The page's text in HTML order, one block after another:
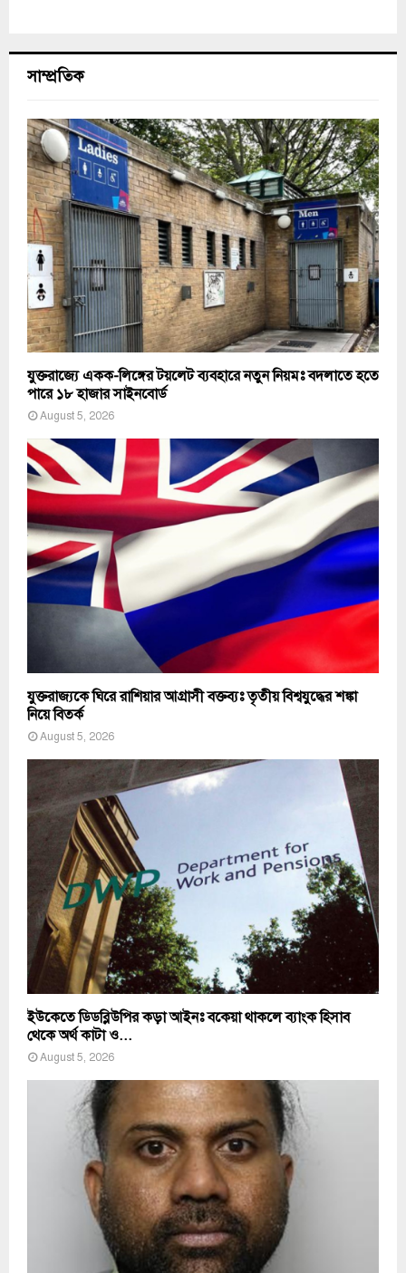
সাম্প্রতিক
যুক্তরাজ্যে একক-লিঙ্গের টয়লেট ব্যবহারে নতুন নিয়মঃ বদলাতে হতে
পারে ১৮ হাজার সাইনবোর্ড
August 5, 2026
যুক্তরাজ্যকে ঘিরে রাশিয়ার আগ্রাসী বক্তব্যঃ তৃতীয় বিশ্বযুদ্ধের শঙ্কা
নিয়ে বিতর্ক
August 5, 2026
ইউকেতে ডিডব্লিউপির কড়া আইনঃ বকেয়া থাকলে ব্যাংক হিসাব
থেকে অর্থ কাটা ও...
August 5, 2026